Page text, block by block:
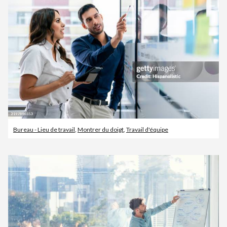
Bureau - Lieu de travail, Montrer du doigt, Travail d'équipe